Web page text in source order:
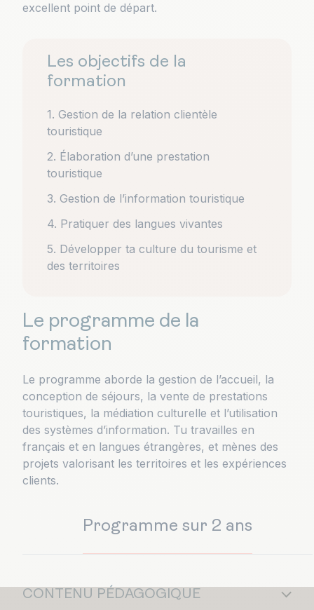
excellent point de départ.
Les objectifs de la
formation
1. Gestion de la relation clientèle
touristique
2. Élaboration d’une prestation
touristique
3. Gestion de l’information touristique
4. Pratiquer des langues vivantes
5. Développer ta culture du tourisme et
des territoires
Le programme de la
formation
Le programme aborde la gestion de l’accueil, la
conception de séjours, la vente de prestations
touristiques, la médiation culturelle et l’utilisation
des systèmes d’information. Tu travailles en
français et en langues étrangères, et mènes des
projets valorisant les territoires et les expériences
clients.
Programme sur 2 ans
CONTENU PÉDAGOGIQUE